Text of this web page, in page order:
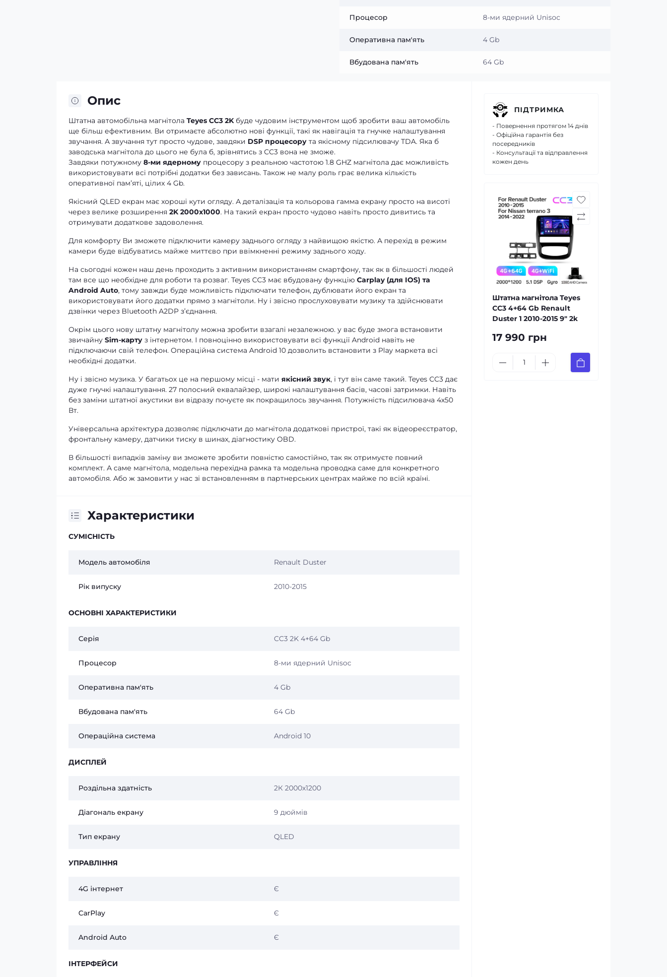
Процесор 8-ми ядерний Unisoc
Оперативна пам'ять 4 Gb
Вбудована пам'ять 64 Gb
Опис
Штатна автомобільна магнітола Teyes CC3 2Kбуде чудовим інструментом щоб зробити ваш автомобіль
ще більш ефективним. Ви отримаєте абсолютно нові функції, такі як навігація та гнучке налаштування
звучання. А звучання тут просто чудове, завдяки DSP процесору та якісному підсилювачу TDA. Яка б
заводська магнітола до цього не була б, зрівнятись з CC3 вона не зможе.
Завдяки потужному 8-ми ядерному процесору з реальною частотою 1.8 GHZ магнітола дає можливість
використовувати всі потрібні додатки без зависань. Також не малу роль грає велика кількість
оперативної памʼяті, цілих 4 Gb.
Якісний QLED екран має хороші кути огляду. А деталізація та кольорова гамма екрану просто на висоті
через велике розширення 2K 2000x1000. На такий екран просто чудово навіть просто дивитись та
отримувати додаткове задоволення.
Для комфорту Ви зможете підключити камеру заднього огляду з найвищою якістю. А перехід в режим
камери буде відбуватись майже миттєво при ввімкненні режиму заднього ходу.
На сьогодні кожен наш день проходить з активним використанням смартфону, так як в більшості людей
там все що необхідне для роботи та розваг. Teyes CC3 має вбудовану функцію Carplay (для IOS) та
Android Auto, тому завжди буде можливість підключати телефон, дублювати його екран та
використовувати його додатки прямо з магнітоли. Ну і звісно прослуховувати музику та здійснювати
дзвінки через Bluetooth A2DP зʼєднання.
Окрім цього нову штатну магнітолу можна зробити взагалі незалежною. у вас буде змога встановити
звичайну Sim-карту з інтернетом. І повноцінно використовувати всі функції Android навіть не
підключаючи свій телефон. Операційна система Android 10 дозволить встановити з Play маркета всі
необхідні додатки.
Ну і звісно музика. У багатьох це на першому місці - мати якісний звук, і тут він саме такий. Teyes CC3 дає
дуже гнучкі налаштування. 27 полосний еквалайзер, широкі налаштування басів, часові затримки. Навіть
без заміни штатної акустики ви відразу почуєте як покращилось звучання. Потужність підсилювача 4х50
Вт.
Універсальна архітектура дозволяє підключати до магнітола додаткові пристрої, такі як відеореєстратор,
фронтальну камеру, датчики тиску в шинах, діагностику OBD.
В більшості випадків заміну ви зможете зробити повністю самостійно, так як отримуєте повний
комплект. А саме магнітола, модельна перехідна рамка та модельна проводка саме для конкретного
автомобіля. Або ж замовити у нас зі встановленням в партнерських центрах майже по всій країні.
Характеристики
СУМІСНІСТЬ
Модель автомобіля Renault Duster
Рік випуску 2010-2015
ОСНОВНІ ХАРАКТЕРИСТИКИ
Серія CC3 2K 4+64 Gb
Процесор 8-ми ядерний Unisoc
Оперативна пам'ять 4 Gb
Вбудована пам'ять 64 Gb
Операційна система Android 10
ДИСПЛЕЙ
Роздільна здатність 2К 2000х1200
Діагональ екрану 9 дюймів
Тип екрану QLED
УПРАВЛІННЯ
4G інтернет Є
CarPlay Є
Android Auto Є
ІНТЕРФЕЙСИ
ПІДТРИМКА
- Повернення протягом 14 днів
- Офіційна гарантія без
посередників
- Консультації та відправлення
кожен день
Штатна магнітола Teyes
CC3 4+64 Gb Renault
Duster 1 2010-2015 9" 2k
17 990 грн